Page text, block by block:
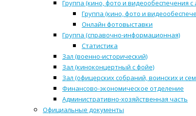
Группа (кино, фото и видеообеспечения с
Группа (кино, фото и
Онлайн фотовыставки
Группа (справочно-информационная)
Статистика
Зал (военно-исторический)
Зал (киноконцертный с фойе)
Зал (офицерских собраний, воинских и
Финансово-экономическое отделение
Административно-хозяйственная часть
Официальные документы